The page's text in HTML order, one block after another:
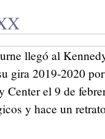
llegó al
gira 2019-2020
el 9 de
y hace un